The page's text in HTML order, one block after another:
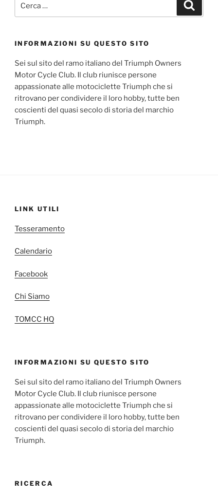
INFORMAZIONI SU QUESTO SITO
Sei sul sito del ramo italiano del Triumph Owners
Motor Cycle Club. Il club riunisce persone
appassionate alle motociclette Triumph che si
ritrovano per condividere il loro hobby, tutte ben
coscienti del quasi secolo di storia del marchio
Triumph.
LINK UTILI
Tesseramento
Calendario
Facebook
Chi Siamo
TOMCC HQ
INFORMAZIONI SU QUESTO SITO
Sei sul sito del ramo italiano del Triumph Owners
Motor Cycle Club. Il club riunisce persone
appassionate alle motociclette Triumph che si
ritrovano per condividere il loro hobby, tutte ben
coscienti del quasi secolo di storia del marchio
Triumph.
RICERCA